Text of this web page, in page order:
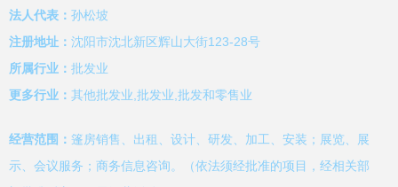
法人代表： 孙松坡
注册地址： 沈阳市沈北新区辉山大街123-28号
所属行业： 批发业
更多行业： 其他批发业,批发业,批发和零售业
经营范围： 篷房销售、出租、设计、研发、加工、安装；展览、展
示、会议服务；商务信息咨询。（依法须经批准的项目，经相关部